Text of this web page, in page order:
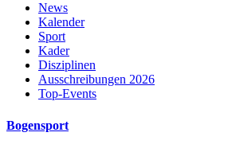
News
Kalender
Sport
Kader
Disziplinen
Ausschreibungen 2026
Top-Events
Bogensport